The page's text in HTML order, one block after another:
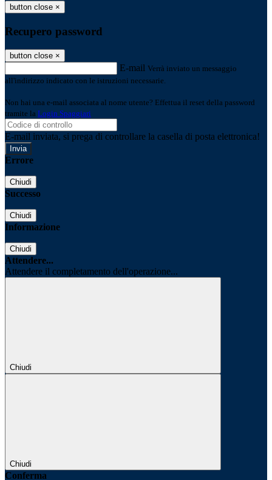
button close ×
Recupero password
button close ×
E-mail Verrà inviato un messaggio
all'indirizzo indicato con le istruzioni necessarie.
Non hai una e-mail associata al nome utente? Effettua il reset della password
tramite la Login Spaggiari
E-mail inviata, si prega di controllare la casella di posta elettronica!
Errore
Chiudi
Successo
Chiudi
Informazione
Chiudi
Attendere...
Attendere il completamento dell'operazione...
Chiudi
Chiudi
Conferma